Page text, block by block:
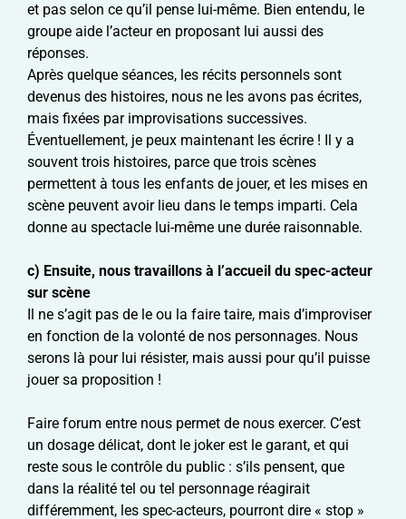
et pas selon ce qu’il pense lui-même. Bien entendu, le
groupe aide l’acteur en proposant lui aussi des
réponses.
Après quelque séances, les récits personnels sont
devenus des histoires, nous ne les avons pas écrites,
mais fixées par improvisations successives.
Éventuellement, je peux maintenant les écrire ! Il y a
souvent trois histoires, parce que trois scènes
permettent à tous les enfants de jouer, et les mises en
scène peuvent avoir lieu dans le temps imparti. Cela
donne au spectacle lui-même une durée raisonnable.
c) Ensuite, nous travaillons à l’accueil du spec-acteur
sur scène
Il ne s’agit pas de le ou la faire taire, mais d’improviser
en fonction de la volonté de nos personnages. Nous
serons là pour lui résister, mais aussi pour qu’il puisse
jouer sa proposition !
Faire forum entre nous permet de nous exercer. C’est
un dosage délicat, dont le joker est le garant, et qui
reste sous le contrôle du public : s’ils pensent, que
dans la réalité tel ou tel personnage réagirait
différemment, les spec-acteurs, pourront dire « stop »